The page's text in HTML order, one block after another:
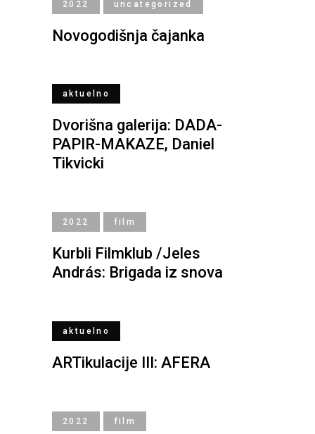
2022 uncategorized
Novogodišnja čajanka
aktuelno
Dvorišna galerija: DADA-
PAPIR-MAKAZE, Daniel
Tikvicki
2022 film
Kurbli Filmklub /Jeles
András: Brigada iz snova
aktuelno
ARTikulacije III: AFERA
2022 film